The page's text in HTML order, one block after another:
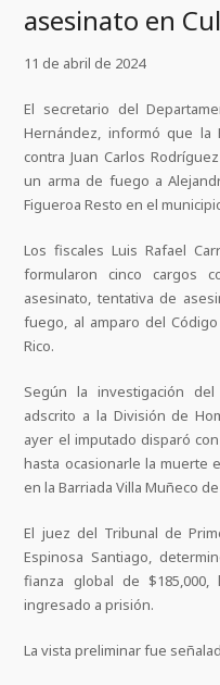
asesinato en
11 de abril de 2024
El secretario del
Hernández, informó que la
contra Juan Carlos
un arma de fuego a
Figueroa Resto en el
Los fiscales Luis Rafael
formularon cinco cargos
asesinato, tentativa de
fuego, al amparo del
Rico.
Según la investigación
adscrito a la División de
ayer el imputado disparó
hasta ocasionarle la muerte
en la Barriada Villa Muñeco
El juez del Tribunal de
Espinosa Santiago,
fianza global de
ingresado a prisión.
La vista preliminar fue